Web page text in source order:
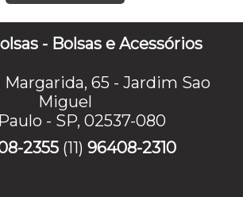
- Bolsas e Acessórios
Margarida, 65 - Jardim Sao
Miguel
- SP, 02537-080
2355 (11) 96408-2310